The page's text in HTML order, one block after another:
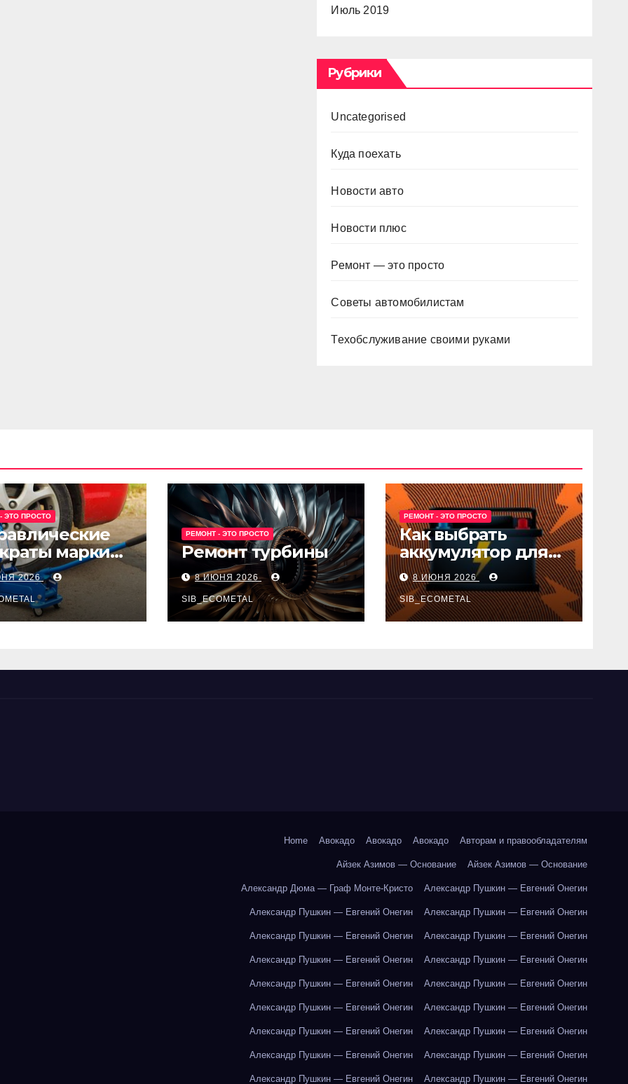
Июль 2019
Рубрики
Uncategorised
Куда поехать
Новости авто
Новости плюс
Ремонт — это просто
Советы автомобилистам
Техобслуживание своими руками
ЭТО ПРОСТО
марки
и Avk-line
2026
РЕМОНТ - ЭТО ПРОСТО
Ремонт турбины
8 ИЮНЯ 2026
SIB_ECOMETAL
РЕМОНТ - ЭТО ПРОСТО
Как выбрать
аккумулятор для
авто
8 ИЮНЯ 2026
SIB_ECOMETAL
Home Авокадо Авокадо Авокадо Авторам и правообладателям
Айзек Азимов — Основание Айзек Азимов — Основание
Александр Дюма — Граф Монте-Кристо Александр Пушкин — Евгений Онегин
Александр Пушкин — Евгений Онегин Александр Пушкин — Евгений Онегин
Александр Пушкин — Евгений Онегин Александр Пушкин — Евгений Онегин
Александр Пушкин — Евгений Онегин Александр Пушкин — Евгений Онегин
Александр Пушкин — Евгений Онегин Александр Пушкин — Евгений Онегин
Александр Пушкин — Евгений Онегин Александр Пушкин — Евгений Онегин
Александр Пушкин — Евгений Онегин Александр Пушкин — Евгений Онегин
Александр Пушкин — Евгений Онегин Александр Пушкин — Евгений Онегин
Александр Пушкин — Евгений Онегин Александр Пушкин — Евгений Онегин